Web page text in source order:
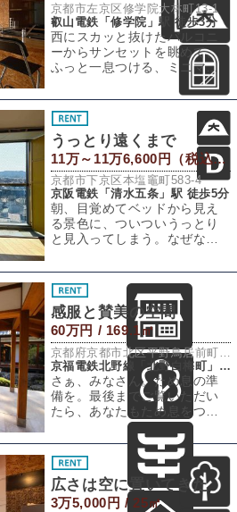
京都市左京区修学院大林町13-1
叡山電鉄「修学院」駅 徒歩3分
西にスカッと抜けたバルコニ
ーからサンセットを眺めて、
ふっと一息つける、ミニマル
で落ち着く物件のご紹介で
す。（※7月末の退
うっとり遠くまで
11万～11万6,600円（税込） / 38.65㎡
京都市下京区本塩竈町583-4
京阪電鉄「清水五条」駅 徒歩5分
朝、目覚めてベッドから見え
る景色に、ついついうっとり
と見入ってしまう。なぜなら
す太陽と、いつも
感服と賛美の空間
60万円 / 169.1㎡
京都府京都市北区平野鳥居前町84-1
京福電鉄北野線「北野白梅町」駅 徒歩7分
さぁ、みなさん。ため息の準
備を。最後までご覧いただい
たら、あなたもため息をつい
てしまうことを約束いたしま
す。北野天満宮の
広さは空に置いてきた
3万5,000円 / 25㎡